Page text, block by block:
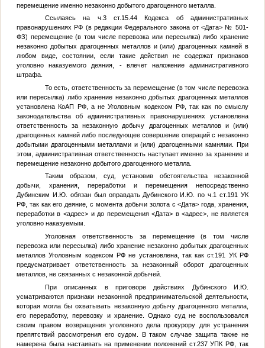
перемещение именно незаконно добытого драгоценного металла.
Ссылаясь на ч.3 ст.15.44 Кодекса об административных
правонарушениях РФ (в редакции Федерального закона от<Дата> № 501-
ФЗ) перемещение (в том числе перевозка или пересылка) либо хранение
незаконно добытых драгоценных металлов и (или) драгоценных камней в
любом виде, состоянии, если такие действия не содержат признаков
уголовно наказуемого деяния, - влечет наложение административного
штрафа.
То есть, ответственность за перемещение (в том числе перевозка
или пересылка) либо хранение незаконно добытых драгоценных металлов
установлена КоАП РФ, а не Уголовным кодексом РФ, так как по смыслу
законодательства об административных правонарушениях установлена
ответственность за незаконную добычу драгоценных металлов и (или)
драгоценных камней либо последующее совершение операций с незаконно
добытыми драгоценными металлами и (или) драгоценными камнями. При
этом, административная ответственность наступает именно за хранение и
перемещение незаконно добытого драгоценного металла.
Таким образом, суд, установив обстоятельства незаконной
добычи, хранения, переработки и перемещения непосредственно
Дубинским И.Ю. обязан был оправдать Дубинского И.Ю. по ч.1 ст.191 УК
РФ, так как его деяние, с момента добычи золота с<Дата> года, хранения,
переработки в <адрес> и до перемещения<Дата> в<адрес>, не является
уголовно наказуемым.
Уголовная ответственность за перемещение (в том числе
перевозка или пересылка) либо хранение незаконно добытых драгоценных
металлов Уголовным кодексом РФ не установлена, так как ст.191 УК РФ
предусматривает ответственность за незаконный оборот драгоценных
металлов, не связанных с незаконной добычей.
При описанных в приговоре действиях Дубинского И.Ю.
усматриваются признаки незаконной предпринимательской деятельности,
которая могла бы охватывать незаконную добычу драгоценного металла,
его переработку, перевозку и хранение. Однако суд не воспользовался
своим правом возвращения уголовного дела прокурору для устранения
препятствий рассмотрения его судом. В таком случае защита также не
намерена была настаивать на применении положений ст.237 УПК РФ, так